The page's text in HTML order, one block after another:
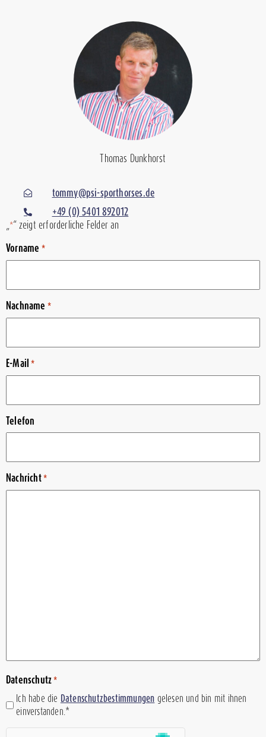
Thomas Dunkhorst
tommy@psi-sporthorses.de
+49 (0) 5401 892012
*“ zeigt erforderliche Felder an
Vorname *
Nachname *
E-Mail *
Telefon
Nachricht*
Datenschutz *
Ich habe die Datenschutzbestimmungen gelesen und bin mit ihnen
einverstanden.*